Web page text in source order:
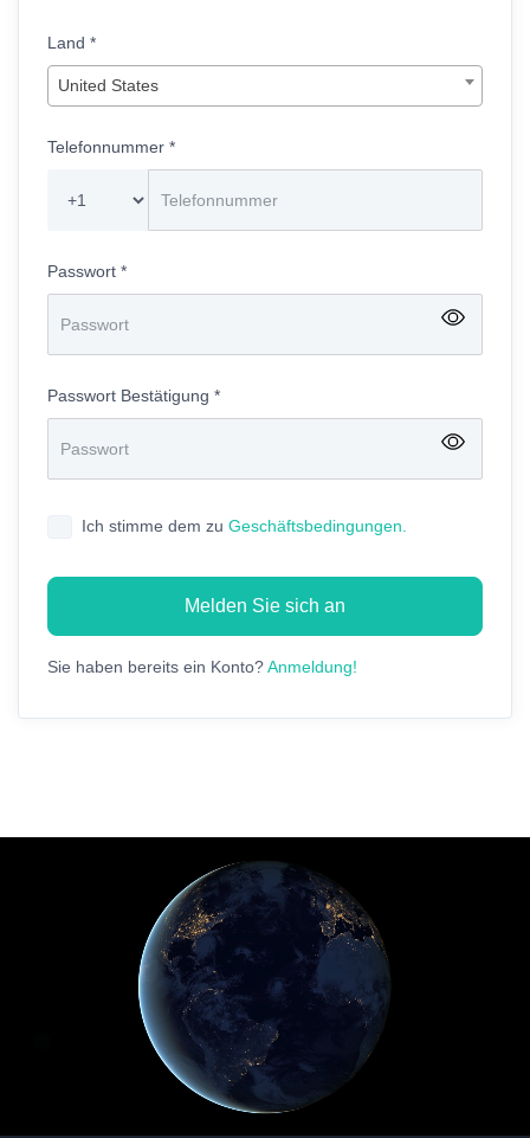
Land *
United States
Telefonnummer *
Passwort *
Passwort Bestätigung *
Ich stimme dem zu Geschäftsbedingungen.
Melden Sie sich an
Sie haben bereits ein Konto?Anmeldung!